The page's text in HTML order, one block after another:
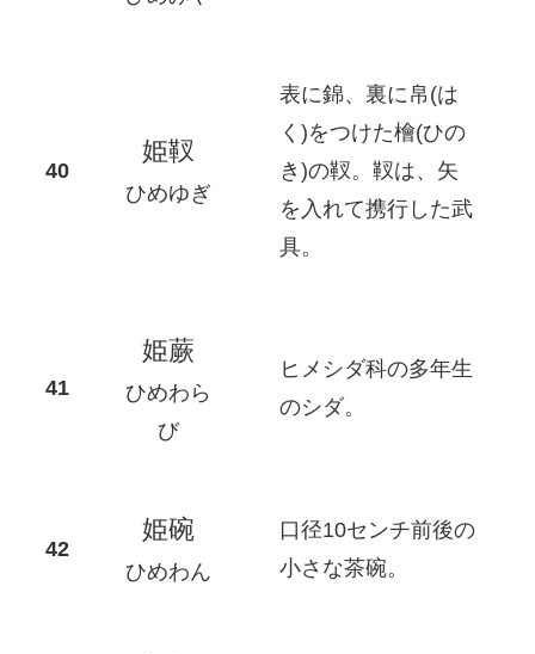
姫靫
ひめゆぎ
表に錦、裏に帛(は
く)をつけた檜(ひの
き)の靫。靫は、矢
を入れて携行した武
具。
姫蕨
ひめわら
び
ヒメシダ科の多年生
のシダ。
姫碗
ひめわん
口径10センチ前後の
小さな茶碗。